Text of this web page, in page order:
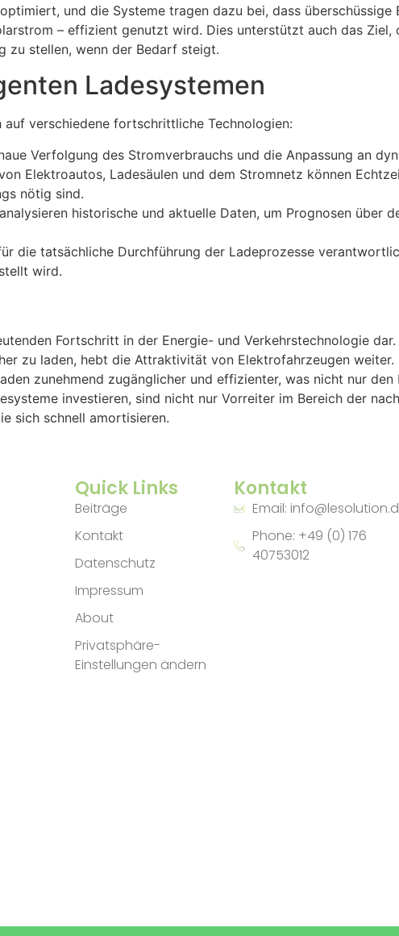
und die Systeme tragen dazu bei, dass überschüssige
– effizient genutzt wird. Dies unterstützt auch das Ziel,
zu stellen, wenn der Bedarf steigt.
Ladesystemen
verschiedene fortschrittliche Technologien:
Verfolgung des Stromverbrauchs und die Anpassung an
Elektroautos, Ladesäulen und dem Stromnetz können
nötig sind.
historische und aktuelle Daten, um Prognosen über
die tatsächliche Durchführung der Ladeprozesse
wird.
Fortschritt in der Energie- und Verkehrstechnologie
zu laden, hebt die Attraktivität von Elektrofahrzeugen
zunehmend zugänglicher und effizienter, was nicht nur
investieren, sind nicht nur Vorreiter im Bereich der
sich schnell amortisieren.
Quick Links
Beiträge
Kontakt
Datenschutz
Impressum
About
Privatsphäre-
Einstellungen ändern
Kontakt
Email:
Phone: +49 (0) 176
40753012